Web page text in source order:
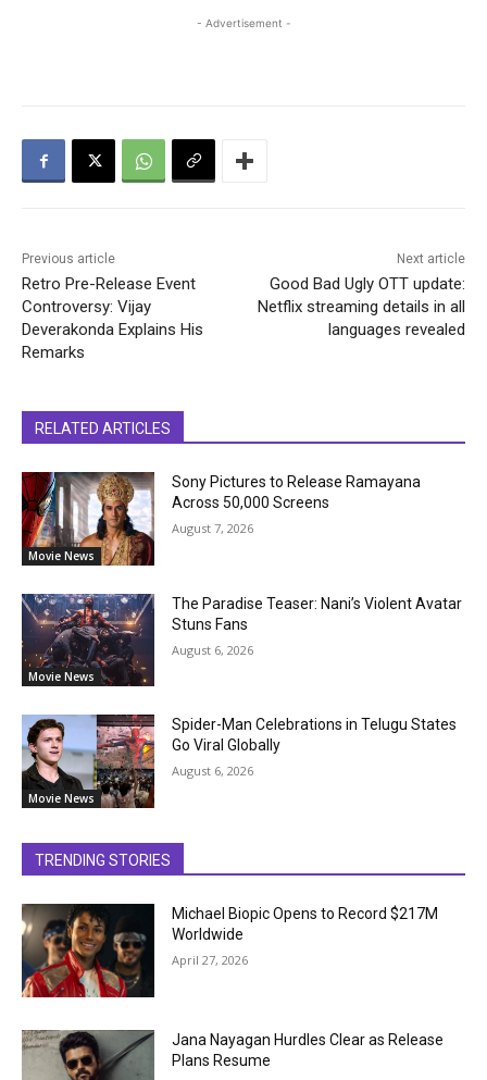
- Advertisement -
Previous article
Retro Pre-Release Event
Controversy: Vijay
Deverakonda Explains His
Remarks
Next article
Good Bad Ugly OTT update:
Netflix streaming details in all
languages revealed
RELATED ARTICLES
Movie News
Sony Pictures to Release Ramayana
Across 50,000 Screens
August 7, 2026
Movie News
The Paradise Teaser: Nani’s Violent Avatar
Stuns Fans
August 6, 2026
Movie News
Spider-Man Celebrations in Telugu States
Go Viral Globally
August 6, 2026
TRENDING STORIES
Michael Biopic Opens to Record $217M
Worldwide
April 27, 2026
Jana Nayagan Hurdles Clear as Release
Plans Resume